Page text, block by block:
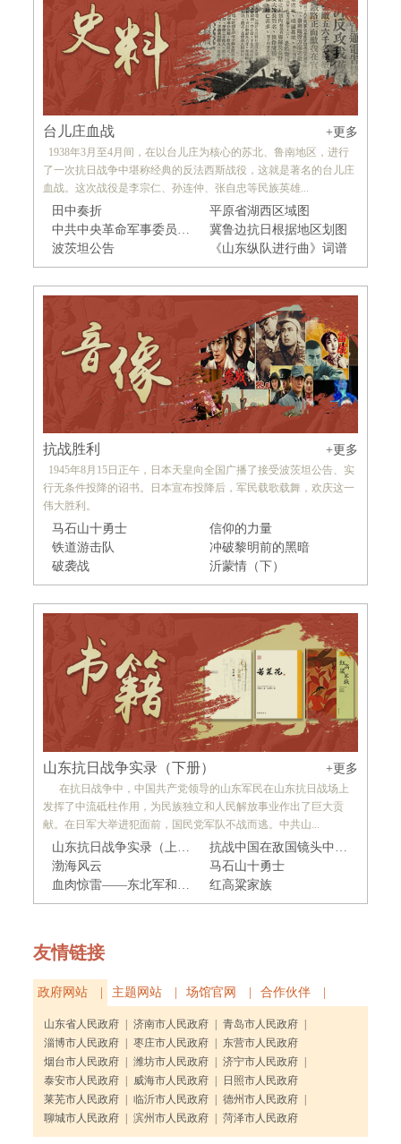
台儿庄血战 +更多
1938年3月至4月间，在以台儿庄为核心的苏北、鲁南地区，进行
了一次抗日战争中堪称经典的反法西斯战役，这就是著名的台儿庄
血战。这次战役是李宗仁、孙连仲、张自忠等民族英雄...
田中奏折
波茨坦公告
平原省湖西区域图
冀鲁边抗日根据地区划图
《山东纵队进行曲》词谱
抗战胜利 +更多
1945年8月15日正午，日本天皇向全国广播了接受波茨坦公告、实
行无条件投降的诏书。日本宣布投降后，军民载歌载舞，欢庆这一
伟大胜利。
马石山十勇士
铁道游击队
破袭战
信仰的力量
冲破黎明前的黑暗
沂蒙情（下）
山东抗日战争实录（下册） +更多
在抗日战争中，中国共产党领导的山东军民在山东抗日战场上
发挥了中流砥柱作用，为民族独立和人民解放事业作出了巨大贡
献。在日军大举进犯面前，国民党军队不战而逃。中共山...
渤海风云
马石山十勇士
红高粱家族
友情链接
政府网站 | 主题网站 | 场馆官网 | 合作伙伴 |
山东省人民政府 济南市人民政府 青岛市人民政府
淄博市人民政府
枣庄市人民政府
东营市人民政府
烟台市人民政府
潍坊市人民政府 济宁市人民政府
泰安市人民政府
威海市人民政府
日照市人民政府
莱芜市人民政府
临沂市人民政府 德州市人民政府
聊城市人民政府
滨州市人民政府 菏泽市人民政府